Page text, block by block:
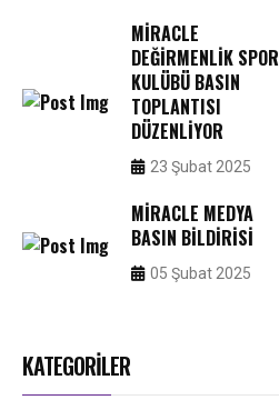
MIRACLE
DEĞIRMENLIK SPOR
KULÜBÜ BASIN
TOPLANTISI
DÜZENLIYOR
23 Şubat 2025
MIRACLE MEDYA
BASIN BILDIRISI
05 Şubat 2025
KATEGORILER